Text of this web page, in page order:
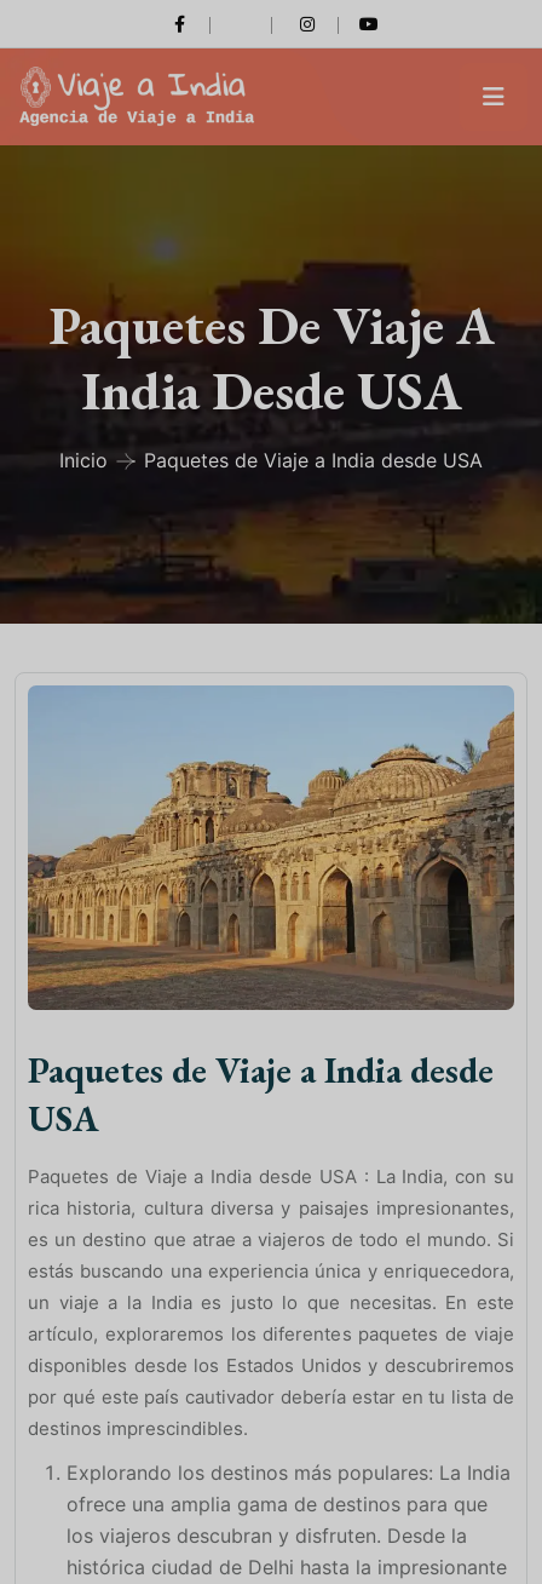
Paquetes De Viaje A
India Desde USA
Inicio Paquetes de Viaje a India desde USA
Paquetes de Viaje a India desde
USA
Paquetes de Viaje a India desde USA : La India, con su
rica historia, cultura diversa y paisajes impresionantes,
es un destino que atrae a viajeros de todo el mundo. Si
estás buscando una experiencia única y enriquecedora,
un viaje a la India es justo lo que necesitas. En este
artículo, exploraremos los diferentes paquetes de viaje
disponibles desde los Estados Unidos y descubriremos
por qué este país cautivador debería estar en tu lista de
destinos imprescindibles.
Explorando los destinos más populares: La India
ofrece una amplia gama de destinos para que
los viajeros descubran y disfruten. Desde la
histórica ciudad de Delhi hasta la impresionante